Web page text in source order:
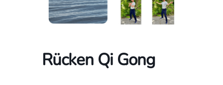
Rücken Qi Gong